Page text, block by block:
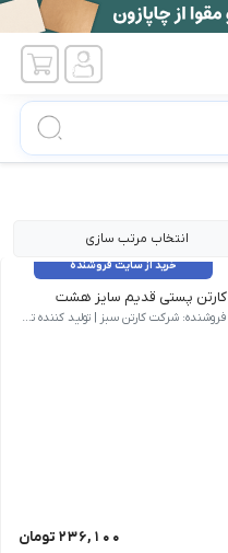
انتخاب مرتب سازی
خرید از سایت فروشنده
کارتن پستی قدیم سایز هشت
وزن 1350 گرم | ابعاد بیرونی 700 × 400 × 370 میلی‌متر | نام کالا کارتن پستی قدیم سایز هشت (به دلیل تشابه ابعاد برای خرید این محصول لطفا از کارتن آماده بسته بندی کد ۱۳ استفاده کنید) | شناسه محصول CS-B01-14 | مدل فنی B01 | روش ساخت بسته بندی | نوع فلوت BC | سایز هشت | تعداد لایه پنج لایه | رنگ رویه قهوه ای | کیفیت درجه یک
فروشنده: شرکت کارتن سبز | تولید کننده تخصصی کارتن و جعبه
236,100 تومان